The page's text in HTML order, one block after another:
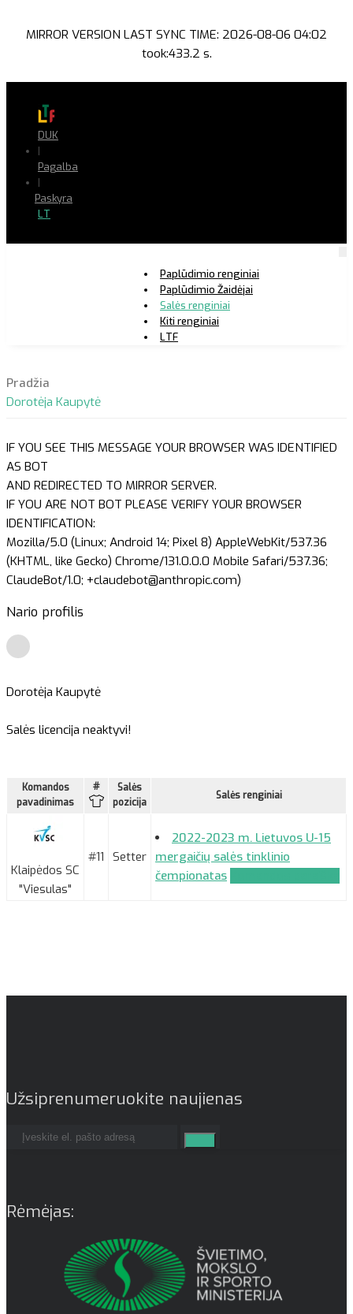
MIRROR VERSION LAST SYNC TIME: 2026-08-06 04:02
took:433.2 s.
DUK
|
Pagalba
|
Paskyra
LT
Paplūdimio renginiai
Paplūdimio Žaidėjai
Salės renginiai
Kiti renginiai
LTF
Pradžia
Dorotėja Kaupytė
IF YOU SEE THIS MESSAGE YOUR BROWSER WAS IDENTIFIED
AS BOT
AND REDIRECTED TO MIRROR SERVER.
IF YOU ARE NOT BOT PLEASE VERIFY YOUR BROWSER
IDENTIFICATION:
Mozilla/5.0 (Linux; Android 14; Pixel 8) AppleWebKit/537.36
(KHTML, like Gecko) Chrome/131.0.0.0 Mobile Safari/537.36;
ClaudeBot/1.0; +claudebot@anthropic.com)
Nario profilis
Dorotėja Kaupytė
Salės licencija neaktyvi!
Komandos
pavadinimas
#
Salės
pozicija
Salės renginiai
Klaipėdos SC
"Viesulas"
#11 Setter
2022-2023 m. Lietuvos U-15
mergaičių salės tinklinio
čempionatas
Užsiprenumeruokite naujienas
Rėmėjas: